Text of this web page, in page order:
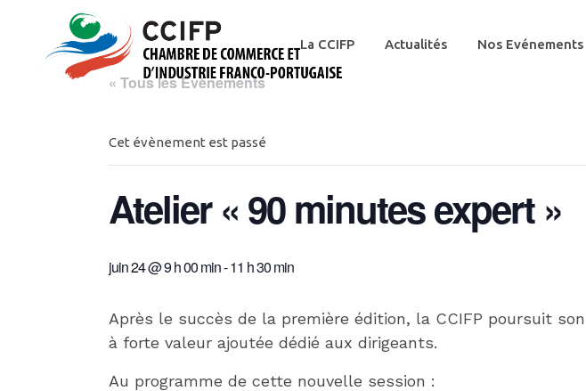
La CCIFP Actualités Nos Evénements
« Tous les Évènements
Cet évènement est passé
Atelier « 90 minutes expert »
juin 24 @ 9 h 00 min-11 h 30 min
Après le succès de la première édition, la CCIFP poursuit
à forte valeur ajoutée dédié aux dirigeants.
Au programme de cette nouvelle session :